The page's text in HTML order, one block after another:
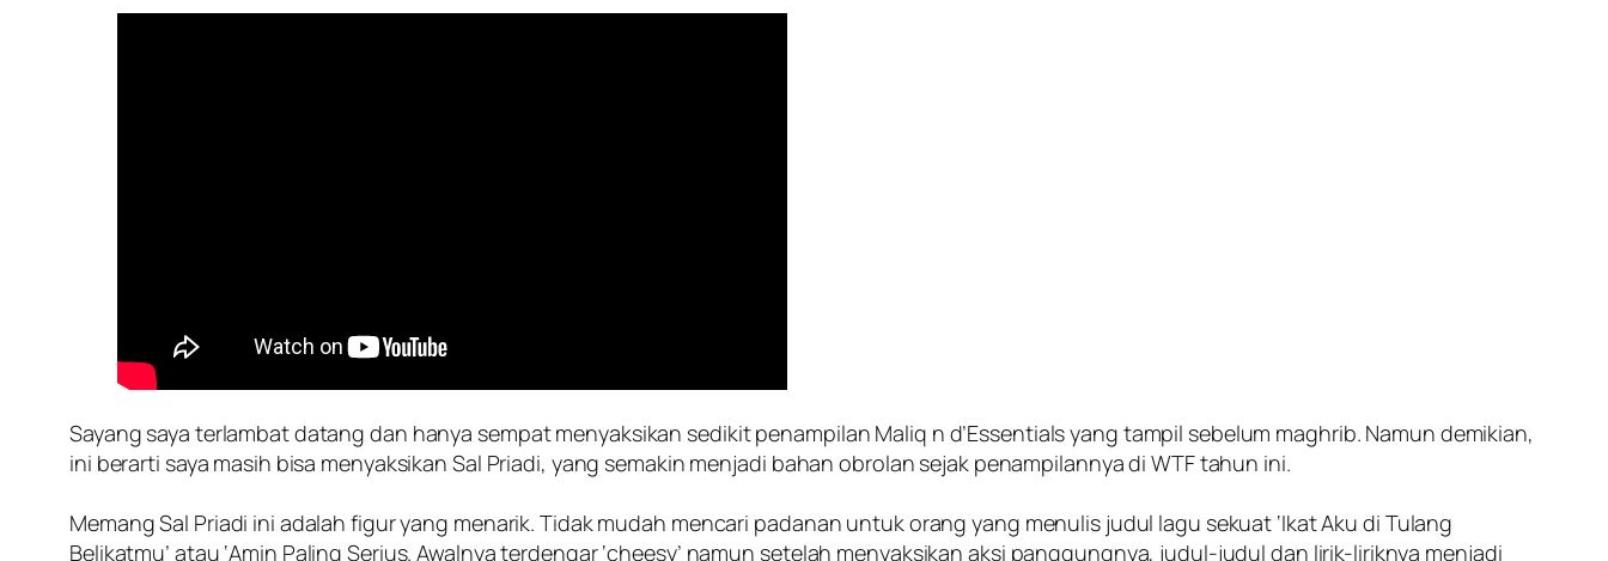
Sayang saya terlambat datang dan hanya sempat menyaksikan sedikit penampilan Maliq n d’Essentials yang tampil sebelum maghrib. Namun demikian,
ini berarti saya masih bisa menyaksikan Sal Priadi, yang semakin menjadi bahan obrolan sejak penampilannya di WTF tahun ini.
Memang Sal Priadi ini adalah figur yang menarik. Tidak mudah mencari padanan untuk orang yang menulis judul lagu sekuat ‘Ikat Aku di Tulang
Belikatmu’ atau ‘Amin Paling Serius. Awalnya terdengar ‘cheesy’ namun setelah menyaksikan aksi panggungnya, judul-judul dan lirik-liriknya menjadi